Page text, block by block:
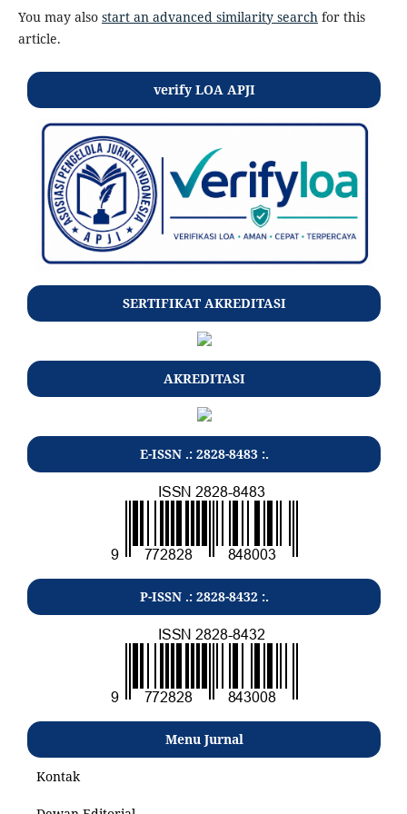
You may also start an advanced similarity searchfor this
article.
verify LOA APJI
SERTIFIKAT AKREDITASI
AKREDITASI
E-ISSN .: 2828-8483 :.
P-ISSN .: 2828-8432 :.
Menu Jurnal
Kontak